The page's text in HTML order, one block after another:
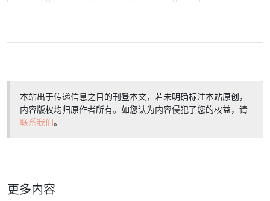
本站出于传递信息之目的刊登本文，若未明确标注本站原创，
内容版权均归原作者所有。如您认为内容侵犯了您的权益，请
联系我们。
更多内容